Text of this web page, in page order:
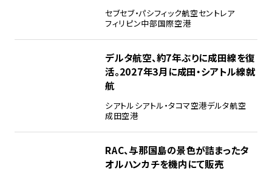
セブセブ・パシフィック航空セントレア
フィリピン中部国際空港
デルタ航空、約7年ぶりに成田線を復
活。2027年3月に成田・シアトル線就
航
シアトルシアトル・タコマ空港デルタ航空
成田空港
RAC、与那国島の景色が詰まったタ
オルハンカチを機内にて販売